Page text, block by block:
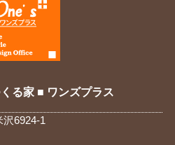
る家 ■ ワンズプラス
沢6924-1